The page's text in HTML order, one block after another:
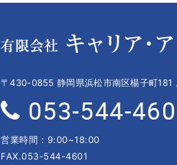
〒430-0855 静岡県浜松市南区楊子町181
053-544-
営業時間 : 9:00~18:00
FAX.053-544-4601